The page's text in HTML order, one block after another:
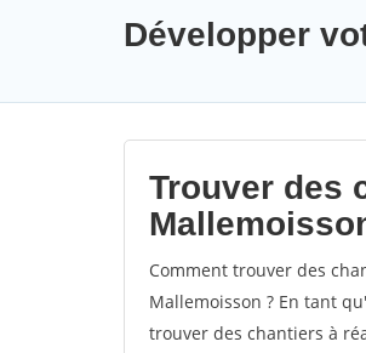
Développer
Trouver des
Comment trouver des
Mallemoisson ? En tant
trouver des chantiers à